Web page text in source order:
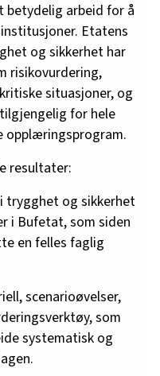
betydelig arbeid for å
Etatens
og sikkerhet har
risikovurdering,
situasjoner, og
for hele
opplæringsprogram.
resultater:
trygghet og sikkerhet
i Bufetat, som siden
en felles faglig
scenarioøvelser,
som
systematisk og